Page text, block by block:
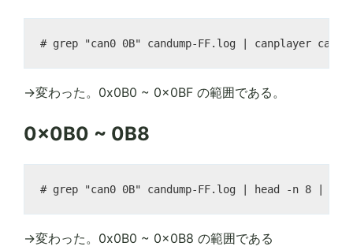
→変わった。0x0B0 ~ 0x0BF の範囲である。
0x0B0 ~ 0B8
→変わった。0x0B0 ~ 0x0B8 の範囲である